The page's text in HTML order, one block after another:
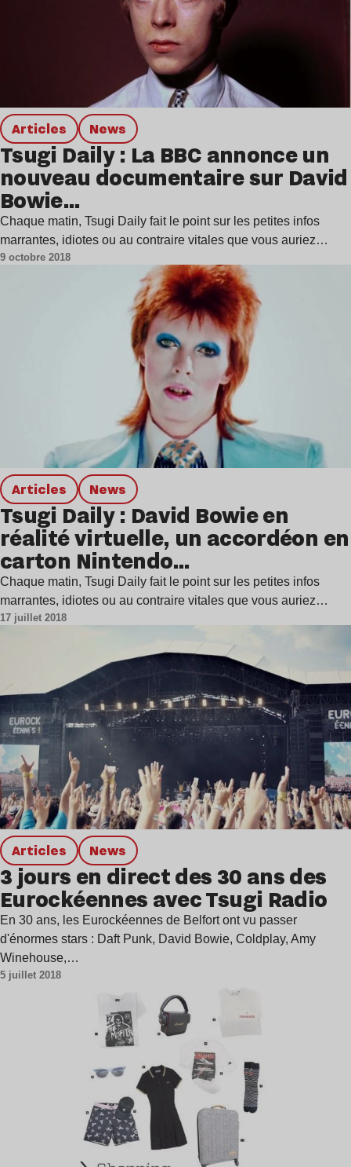
Articles news
Tsugi Daily : La BBC annonce un
nouveau documentaire sur David
Bowie…
Chaque matin, Tsugi Daily fait le point sur les petites infos
marrantes, idiotes ou au contraire vitales que vous auriez…
9 octobre 2018
Articles news
Tsugi Daily : David Bowie en
réalité virtuelle, un accordéon en
carton Nintendo…
Chaque matin, Tsugi Daily fait le point sur les petites infos
marrantes, idiotes ou au contraire vitales que vous auriez…
17 juillet 2018
Articles news
3 jours en direct des 30 ans des
Eurockéennes avec Tsugi Radio
En 30 ans, les Eurockéennes de Belfort ont vu passer
d'énormes stars : Daft Punk, David Bowie, Coldplay, Amy
Winehouse,…
5 juillet 2018